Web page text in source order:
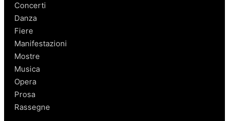
Concerti
Danza
Fiere
Manifestazioni
Mostre
Musica
Opera
Prosa
Rassegne